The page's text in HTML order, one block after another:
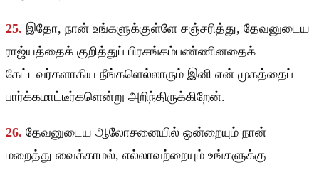
25. இதோ, நான் உங்களுக்குள்ளே சஞ்சரித்து, தேவனுடைய
ராஜ்யத்தைக் குறித்துப் பிரசங்கம்பண்ணினதைக்
கேட்டவர்களாகிய நீங்களெல்லாரும் இனி என் முகத்தைப்
பார்க்கமாட்டீர்களென்று அறிந்திருக்கிறேன்.
26. தேவனுடைய ஆலோசனையில் ஒன்றையும் நான்
மறைத்து வைக்காமல், எல்லாவற்றையும் உங்களுக்கு